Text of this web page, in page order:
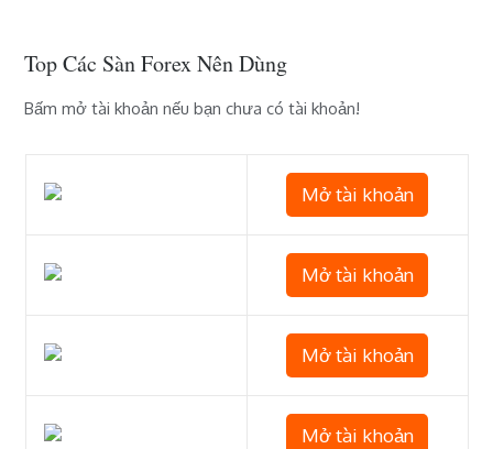
Top Các Sàn Forex Nên Dùng
Bấm mở tài khoản nếu bạn chưa có tài khoản!
Mở tài khoản
Mở tài khoản
Mở tài khoản
Mở tài khoản